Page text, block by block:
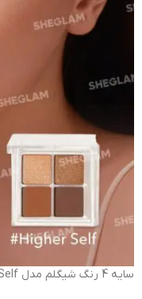
سایه 4 رنگ شیگلم مدل Higher Self